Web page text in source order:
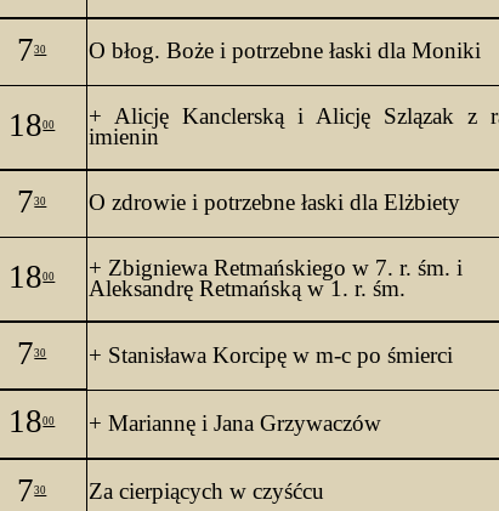
730 O błog. Boże i potrzebne łaski dla Moniki
1800 + Alicję Kanclerską i Alicję Szlązak z
imienin
730 O zdrowie i potrzebne łaski dla Elżbiety
1800 + Zbigniewa Retmańskiego w 7. r. śm. i
Aleksandrę Retmańską w 1. r. śm.
730 + Stanisława Korcipę w m-c po śmierci
1800 + Mariannę i Jana Grzywaczów
730 Za cierpiących w czyśćcu